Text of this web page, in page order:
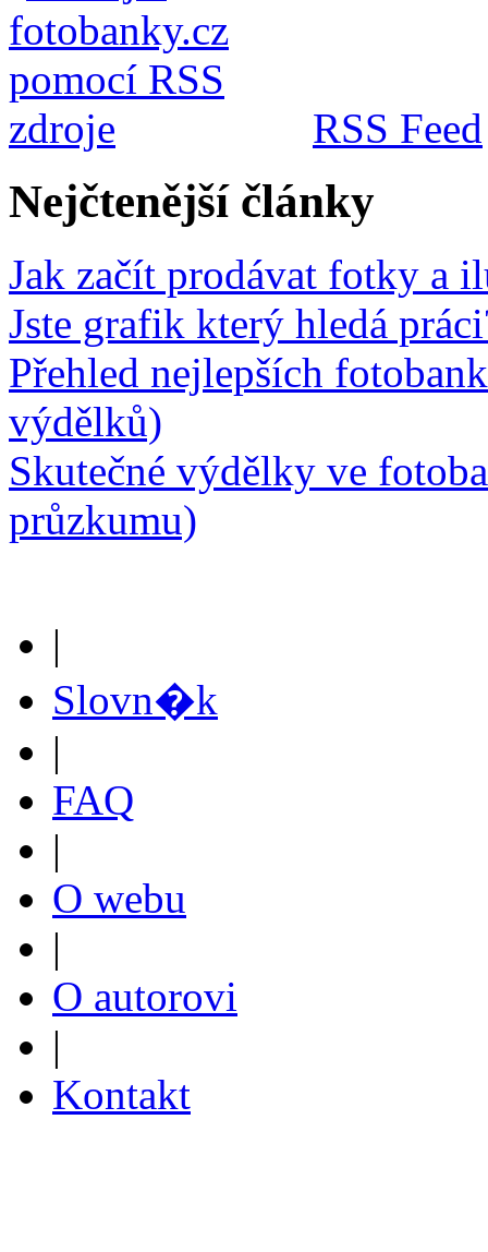
RSS Feed
Nejčtenější články
Jak začít prodávat fotky a
Jste grafik který hledá
Přehled nejlepších
výdělků)
Skutečné výdělky ve
průzkumu)
|
Slovn�k
|
FAQ
|
O webu
|
O autorovi
|
Kontakt